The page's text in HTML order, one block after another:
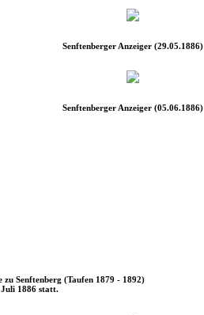
Senftenberger Anzeiger (29.05.1886)
Senftenberger Anzeiger (05.06.1886)
zu Senftenberg (Taufen 1879 - 1892)
1886 statt.